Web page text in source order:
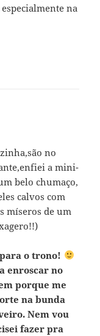
na
no
a mini-
belo chumaço,
calvos com
míseros de um
o trono!
enroscar no
porque me
na bunda
Nem vou
fazer pra